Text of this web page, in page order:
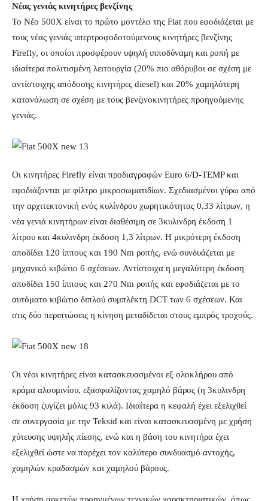
Νέας γενιάς κινητήρες βενζίνης
Το Νέο 500X είναι το πρώτο μοντέλο της Fiat που εφοδιάζεται με
τους νέας γενιάς υπερτροφοδοτούμενους κινητήρες βενζίνης
Firefly, οι οποίοι προσφέρουν υψηλή ιπποδύναμη και ροπή με
ιδιαίτερα πολιτισμένη λειτουργία (20% πιο αθόρυβοι σε σχέση με
αντίστοιχης απόδοσης κινητήρες diesel) και 20% χαμηλότερη
κατανάλωση σε σχέση με τους βενζινοκινητήρες προηγούμενης
γενιάς.
Οι κινητήρες Firefly είναι προδιαγραφών Euro 6/D-TEMP και
εφοδιάζονται με φίλτρο μικροσωματιδίων. Σχεδιασμένοι γύρω από
την αρχιτεκτονική ενός κυλίνδρου χωρητικότητας 0,33 λίτρων, η
νέα γενιά κινητήρων είναι διαθέσιμη σε 3κυλινδρη έκδοση 1
λίτρου και 4κυλινδρη έκδοση 1,3 λίτρων. Η μικρότερη έκδοση
αποδίδει 120 ίππους και 190 Nm ροπής, ενώ συνδυάζεται με
μηχανικό κιβώτιο 6 σχέσεων. Αντίστοιχα η μεγαλύτερη έκδοση
αποδίδει 150 ίππους και 270 Nm ροπής και εφοδιάζεται με το
αυτόματο κιβώτιο διπλού συμπλέκτη DCT των 6 σχέσεων. Και
στις δύο περιπτώσεις η κίνηση μεταδίδεται στους εμπρός τροχούς.
Οι νέοι κινητήρες είναι κατασκευασμένοι εξ ολοκλήρου από
κράμα αλουμινίου, εξασφαλίζοντας χαμηλό βάρος (η 3κυλινδρη
έκδοση ζυγίζει μόλις 93 κιλά). Ιδιαίτερα η κεφαλή έχει εξελιχθεί
σε συνεργασία με την Teksid και είναι κατασκευασμένη με χρήση
χύτευσης υψηλής πίεσης, ενώ και η βάση του κινητήρα έχει
εξελιχθεί ώστε να παρέχει τον καλύτερο συνδυασμό αντοχής,
χαμηλών κραδασμών και χαμηλού βάρους.